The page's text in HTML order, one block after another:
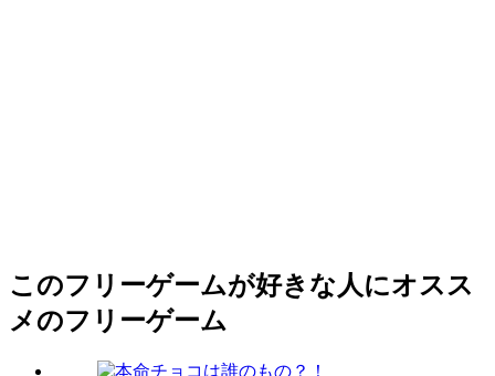
このフリーゲームが好きな人にオスス
メのフリーゲーム